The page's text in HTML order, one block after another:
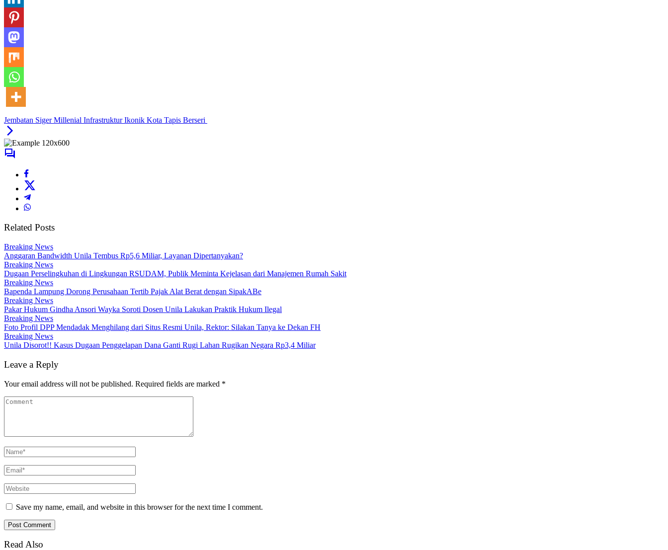
Jembatan Siger Millenial Infrastruktur Ikonik Kota Tapis Berseri
Related Posts
Breaking News
Anggaran Bandwidth Unila Tembus Rp5,6 Miliar, Layanan Dipertanyakan?
Breaking News
Dugaan Perselingkuhan di Lingkungan RSUDAM, Publik Meminta Kejelasan dari Manajemen Rumah Sakit
Breaking News
Bapenda Lampung Dorong Perusahaan Tertib Pajak Alat Berat dengan SipakABe
Breaking News
Pakar Hukum Gindha Ansori Wayka Soroti Dosen Unila Lakukan Praktik Hukum Ilegal
Breaking News
Foto Profil DPP Mendadak Menghilang dari Situs Resmi Unila, Rektor: Silakan Tanya ke Dekan FH
Breaking News
Unila Disorot!! Kasus Dugaan Penggelapan Dana Ganti Rugi Lahan Rugikan Negara Rp3,4 Miliar
Leave a Reply
Your email address will not be published. Required fields are marked *
Save my name, email, and website in this browser for the next time I comment.
Read Also